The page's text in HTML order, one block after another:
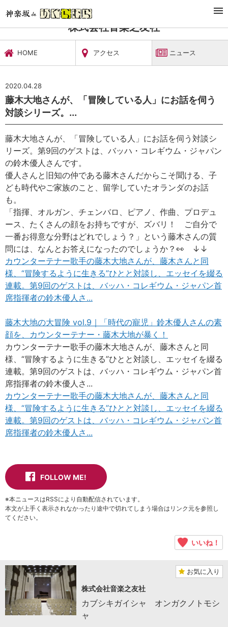
文化施設・ギャラリー
株式会社音楽之友社
HOME アクセス ニュース
2020.04.28
藤木大地さんが、「冒険している人」にお話を伺う
対談シリーズ。...
藤木大地さんが、「冒険している人」にお話を伺う対談シ
リーズ。第9回のゲストは、バッハ・コレギウム・ジャパン
の鈴木優人さんです。
優人さんと旧知の仲である藤木さんだからこそ聞ける、子
ども時代やご家族のこと、留学していたオランダのお話
も。
「指揮、オルガン、チェンバロ、ピアノ、作曲、プロデュ
ース、たくさんの顔をお持ちですが、ズバリ！ ご自分で
一番お得意な分野はどれでしょう？」という藤木さんの質
問には、なんとお答えになったのでしょうか？ 👀 ↓↓
カウンターテナー歌手の藤木大地さんが、藤木さんと同
様、“冒険するように生きる”ひとと対談し、エッセイを綴る
連載。第9回のゲストは、バッハ・コレギウム・ジャパン首
席指揮者の鈴木優人さ...
藤木大地の大冒険 vol.9｜「時代の寵児」鈴木優人さんの素
顔を、カウンターテナー・藤木大地が暴く！
カウンターテナー歌手の藤木大地さんが、藤木さんと同
様、“冒険するように生きる”ひとと対談し、エッセイを綴る
連載。第9回のゲストは、バッハ・コレギウム・ジャパン首
席指揮者の鈴木優人さ...
カウンターテナー歌手の藤木大地さんが、藤木さんと同
様、“冒険するように生きる”ひとと対談し、エッセイを綴る
連載。第9回のゲストは、バッハ・コレギウム・ジャパン首
席指揮者の鈴木優人さ...
FOLLOW ME!
※本ニュースはRSSにより自動配信されています。
本文が上手く表示されなかったり途中で切れてしまう場合はリンク元を参照し
てください。
いいね！
お気に入り
株式会社音楽之友社
カブシキガイシャ オンガクノトモシ
ャ